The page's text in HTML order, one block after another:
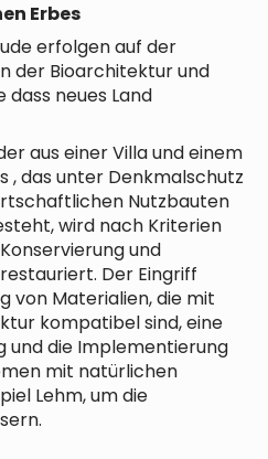
Erbes
erfolgen auf der
der Bioarchitektur und
dass neues Land
aus einer Villa und einem
, das unter Denkmalschutz
Nutzbauten
wird nach Kriterien
und
Der Eingriff
von Materialien, die mit
kompatibel sind, eine
und die Implementierung
mit natürlichen
Lehm, um die